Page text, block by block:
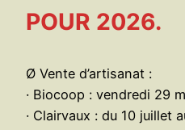
POUR 2026.
Ø Vente d’artisanat :
· Biocoop : vendredi 29
· Clairvaux : du 10 juillet